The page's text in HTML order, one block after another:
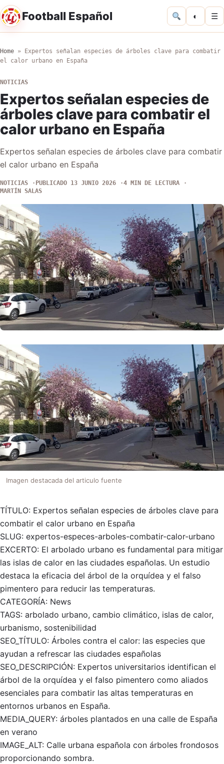
Football Español ◐ ☰
Home »
Expertos señalan especies de árboles clave para combatir
el calor urbano en España
NOTICIAS
Expertos señalan especies de
árboles clave para combatir el
calor urbano en España
Expertos señalan especies de árboles clave para combatir
el calor urbano en España
NOTICIAS PUBLICADO 13 JUNIO 2026
4 MIN DE LECTURA
MARTÍN SALAS
Imagen destacada del articulo fuente
TÍTULO: Expertos señalan especies de árboles clave para
combatir el calor urbano en España
SLUG: expertos-especes-arboles-combatir-calor-urbano
EXCERTO: El arbolado urbano es fundamental para mitigar
las islas de calor en las ciudades españolas. Un estudio
destaca la eficacia del árbol de la orquídea y el falso
pimentero para reducir las temperaturas.
CATEGORÍA: News
TAGS: arbolado urbano, cambio climático, islas de calor,
urbanismo, sostenibilidad
SEO_TÍTULO: Árboles contra el calor: las especies que
ayudan a refrescar las ciudades españolas
SEO_DESCRIPCIÓN: Expertos universitarios identifican el
árbol de la orquídea y el falso pimentero como aliados
esenciales para combatir las altas temperaturas en
entornos urbanos en España.
MEDIA_QUERY: árboles plantados en una calle de España
en verano
IMAGE_ALT: Calle urbana española con árboles frondosos
proporcionando sombra.